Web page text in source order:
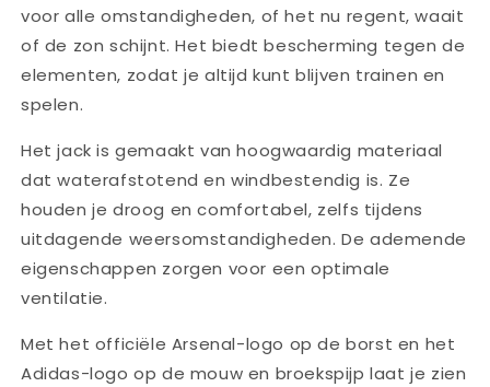
voor alle omstandigheden, of het nu regent, waait
of de zon schijnt. Het biedt bescherming tegen de
elementen, zodat je altijd kunt blijven trainen en
spelen.
Het jack is gemaakt van hoogwaardig materiaal
dat waterafstotend en windbestendig is. Ze
houden je droog en comfortabel, zelfs tijdens
uitdagende weersomstandigheden. De ademende
eigenschappen zorgen voor een optimale
ventilatie.
Met het officiële Arsenal-logo op de borst en het
Adidas-logo op de mouw en broekspijp laat je zien